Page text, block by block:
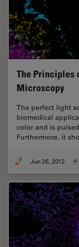
The Principles
Microscopy
The perfect light
biomedical
color and is
Furthermore, it
Jun 26, 2012